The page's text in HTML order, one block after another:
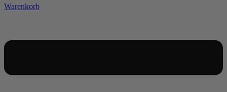
Warenkorb